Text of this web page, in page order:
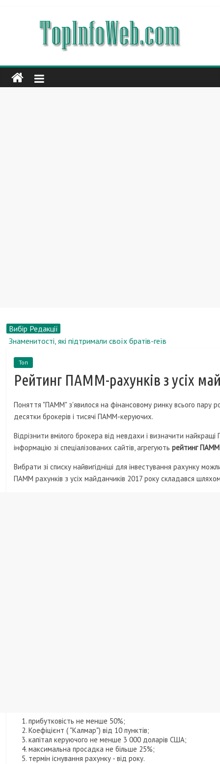
Вибір Редакції
Знаменитості, які підтримали своїх братів-геїв
Кредити росіян будуть записувати в паспорт
Рейтинг самих які важко книг в історії
Тімоті Лірі, біографія, новини, фото
Топ
Рейтинг ПАММ-рахунків з усіх
Поняття "ПАММ" з'явилося на фінансовому ринку всього пару
десятки брокерів і тисячі ПАММ-керуючих.
Відрізнити вмілого брокера від невдахи і визначити
інформацію зі спеціалізованих сайтів, агрегуютьрейтинг
Вибрати зі списку найвигідніші для інвестування рахунку
ПАММ рахунків з усіх майданчиків 2017 року складався
прибутковість не менше 50%;
Коефіцієнт ( "Калмар") від 10 пунктів;
капітал керуючого не менше 3 000 доларів США;
максимальна просадка не більше 25%;
термін існування рахунку - від року.